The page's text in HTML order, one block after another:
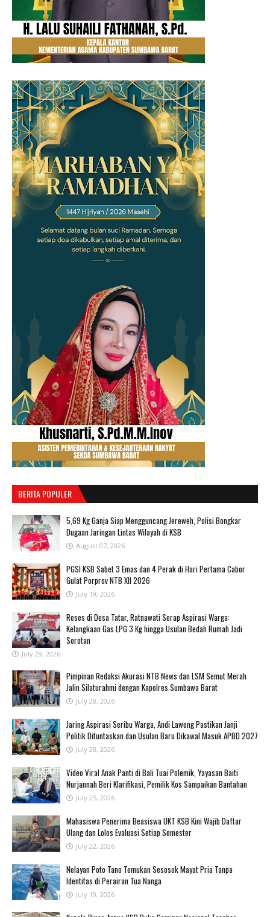
BERITA POPULER
‎5,69 Kg Ganja Siap Mengguncang Jereweh, Polisi Bongkar
Dugaan Jaringan Lintas Wilayah di KSB ‎
August 07, 2026
PGSI KSB Sabet 3 Emas dan 4 Perak di Hari Pertama Cabor
Gulat Porprov NTB XII 2026 ‎
July 19, 2026
Reses di Desa Tatar, Ratnawati Serap Aspirasi Warga:
Kelangkaan Gas LPG 3 Kg hingga Usulan Bedah Rumah Jadi
Sorotan
July 29, 2026
Pimpinan Redaksi Akurasi NTB News dan LSM Semut Merah
Jalin Silaturahmi dengan Kapolres Sumbawa Barat
July 28, 2026
Jaring Aspirasi Seribu Warga, Andi Laweng Pastikan Janji
Politik Dituntaskan dan Usulan Baru Dikawal Masuk APBD 2027
July 28, 2026
‎Video Viral Anak Panti di Bali Tuai Polemik, Yayasan Baiti
Nurjannah Beri Klarifikasi, Pemilik Kos Sampaikan Bantahan ‎
July 25, 2026
Mahasiswa Penerima Beasiswa UKT KSB Kini Wajib Daftar
Ulang dan Lolos Evaluasi Setiap Semester
July 22, 2026
‎Nelayan Poto Tano Temukan Sesosok Mayat Pria Tanpa
Identitas di Perairan Tua Nanga ‎
July 19, 2026